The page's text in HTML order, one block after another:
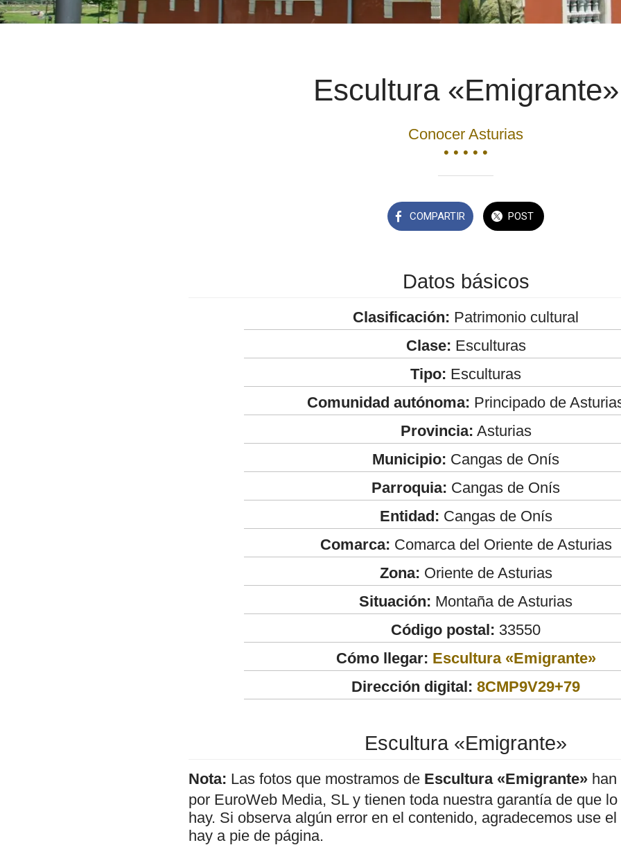
Escultura «Emigrante»
Conocer Asturias
• • • • •
COMPARTIR POST
Datos básicos
Clasificación: Patrimonio cultural
Clase: Esculturas
Tipo: Esculturas
Comunidad autónoma: Principado de
Provincia: Asturias
Municipio: Cangas de Onís
Parroquia: Cangas de Onís
Entidad: Cangas de Onís
Comarca: Comarca del Oriente de Asturias
Zona: Oriente de Asturias
Situación: Montaña de Asturias
Código postal: 33550
Cómo llegar: Escultura «Emigrante»
Dirección digital: 8CMP9V29+79
Escultura «Emigrante»
Nota: Las fotos que mostramos de Escultura «Emigrante» han
por EuroWeb Media, SL y tienen toda nuestra garantía de que
hay. Si observa algún error en el contenido, agradecemos use
hay a pie de página.